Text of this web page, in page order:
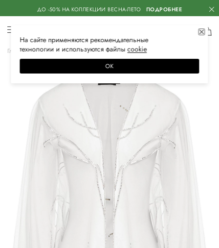
ДО -50% НА КОЛЛЕКЦИИ ВЕСНА-ЛЕТО ПОДРОБНЕЕ
Главная Женская Одежда Верхняя одежда Пончо и накидки
На сайте применяются рекомендательные
технологии и используются файлысооkiе
ОК